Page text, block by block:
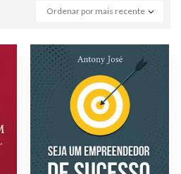
Ordenar por mais recente